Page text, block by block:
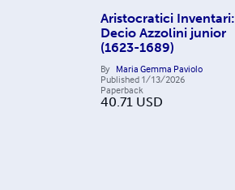
Aristocratici Inventari:
Decio Azzolini junior
(1623-1689)
By Maria Gemma Paviolo
Published 1/13/2026
Paperback
40.71 USD